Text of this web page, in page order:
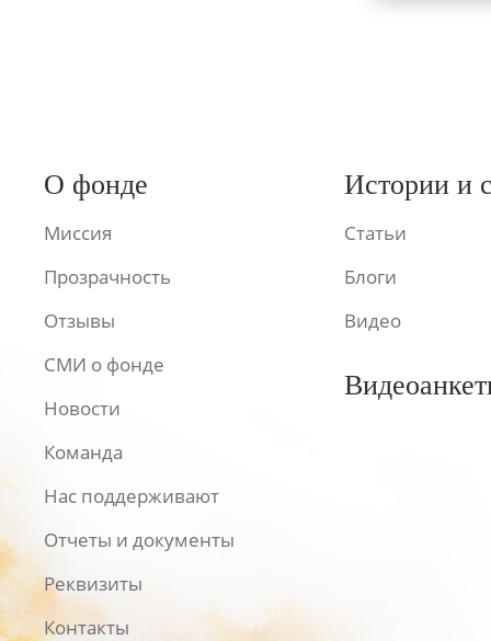
О фонде
Миссия
Прозрачность
Отзывы
СМИ о фонде
Новости
Команда
Нас поддерживают
Отчеты и документы
Реквизиты
Контакты
Истории и
Статьи
Блоги
Видео